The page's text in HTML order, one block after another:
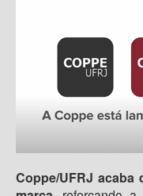
Coppe/UFRJ